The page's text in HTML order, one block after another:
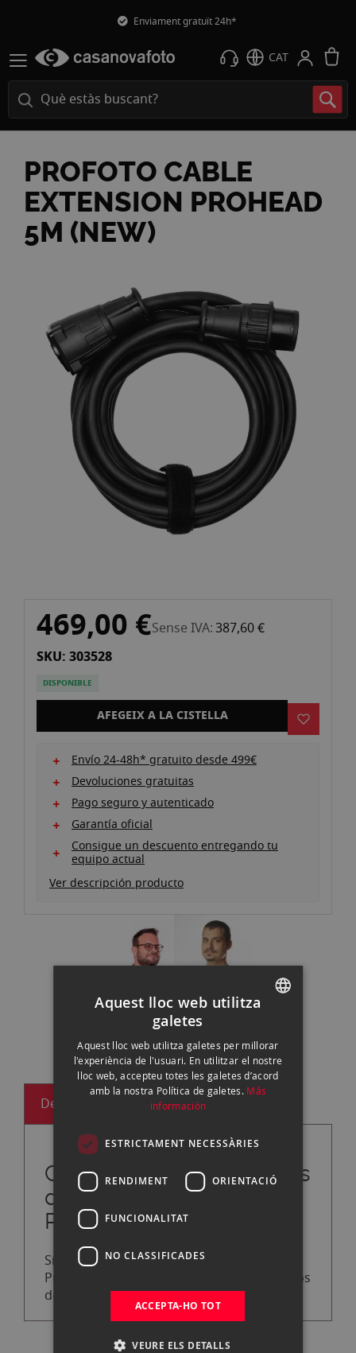
Enviament gratuït 24h*
CAT
PROFOTO CABLE
EXTENSION PROHEAD
5M (NEW)
d'imatges
començament
de
galeria
469,00 €Sense IVA 387,60 €
SKU: 303528
DISPONIBLE
AFEGEIX A LA CISTELLA
Envío 24-48h* gratuito desde 499€
Devoluciones gratuitas
Pago seguro y autenticado
Garantía oficial
Consigue un descuento entregando tu
equipo actual
Ver descripción producto
¿Tienes alguna duda?
Pregunta a nuestros expertos
Chat.Whatsapp· Email ·Teléfono
Descripción
Características principales
del cable de extensión
Profoto para ProHead 5M
Si conectas el alargador, podrás situar el
ProHead a una distancia de hasta 10 metros
del generador.
ENGLISH
CATALAN
Aquest lloc web utilitza
galetes
Aquest lloc web utilitza galetes per millorar
l'experiència de l'usuari. En utilitzar el nostre
lloc web, accepteu totes les galetes d’acord
amb la nostra Política de galetes. Más
información
ESTRICTAMENT NECESSÀRIES
RENDIMENT ORIENTACIÓ
FUNCIONALITAT
NO CLASSIFICADES
ACCEPTA-HO TOT
VEURE ELS DETALLS